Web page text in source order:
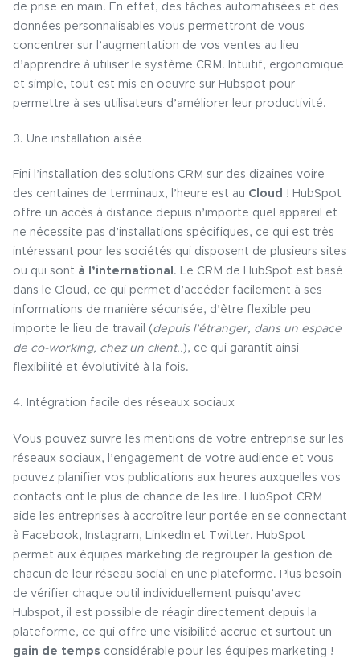
de prise en main. En effet, des tâches automatisées et des
données personnalisables vous permettront de vous
concentrer sur l’augmentation de vos ventes au lieu
d’apprendre à utiliser le système CRM. Intuitif, ergonomique
et simple, tout est mis en oeuvre sur Hubspot pour
permettre à ses utilisateurs d’améliorer leur productivité.
3. Une installation aisée
Fini l’installation des solutions CRM sur des dizaines voire
des centaines de terminaux, l’heure est au Cloud ! HubSpot
offre un accès à distance depuis n’importe quel appareil et
ne nécessite pas d’installations spécifiques, ce qui est très
intéressant pour les sociétés qui disposent de plusieurs sites
ou qui sont à l’international . Le CRM de HubSpot est basé
dans le Cloud, ce qui permet d’accéder facilement à ses
informations de manière sécurisée, d’être flexible peu
importe le lieu de travail (depuis l’étranger, dans un espace
de co-working, chez un client..), ce qui garantit ainsi
flexibilité et évolutivité à la fois.
4. Intégration facile des réseaux sociaux
Vous pouvez suivre les mentions de votre entreprise sur les
réseaux sociaux, l’engagement de votre audience et vous
pouvez planifier vos publications aux heures auxquelles vos
contacts ont le plus de chance de les lire. HubSpot CRM
aide les entreprises à accroître leur portée en se connectant
à Facebook, Instagram, LinkedIn et Twitter. HubSpot
permet aux équipes marketing de regrouper la gestion de
chacun de leur réseau social en une plateforme. Plus besoin
de vérifier chaque outil individuellement puisqu’avec
Hubspot, il est possible de réagir directement depuis la
plateforme, ce qui offre une visibilité accrue et surtout un
gain de temps considérable pour les équipes marketing !